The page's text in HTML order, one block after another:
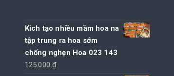
Kích tạo nhiều mầm hoa na
tập trung ra hoa sớm
chống nghẹn Hoa 023 143
125.000₫